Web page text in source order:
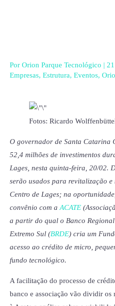
Por Orion Parque Tecnológico |
Empresas, Estrutura, Eventos,
Fotos: Ricardo
O governador de Santa Catarina
52,4 milhões de investimentos
Lages, nesta quinta-feira, 20/02.
serão usados para revitalização
Centro de Lages; na
convênio com a ACATE
a partir do qual o Banco
Extremo Sul (BRDE) cria um
acesso ao crédito de micro,
fundo tecnológico.
A facilitação do processo de
banco e associação vão dividir os